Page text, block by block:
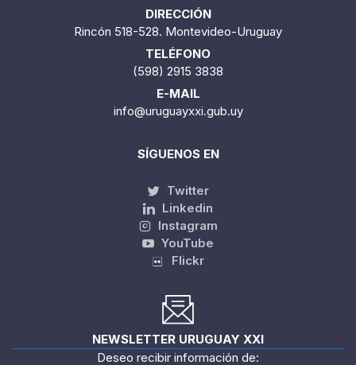
DIRECCIÓN
Rincón 518-528. Montevideo-Uruguay
TELÉFONO
(598) 2915 3838
E-MAIL
info@uruguayxxi.gub.uy
SÍGUENOS EN
Twitter
Linkedin
Instagram
YouTube
Flickr
NEWSLETTER URUGUAY XXI
Deseo recibir información de: